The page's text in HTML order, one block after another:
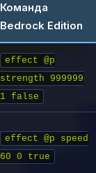
Команда
Bedrock Edition
effect @p
strength 999999
1 false
effect @p speed
60 0 true